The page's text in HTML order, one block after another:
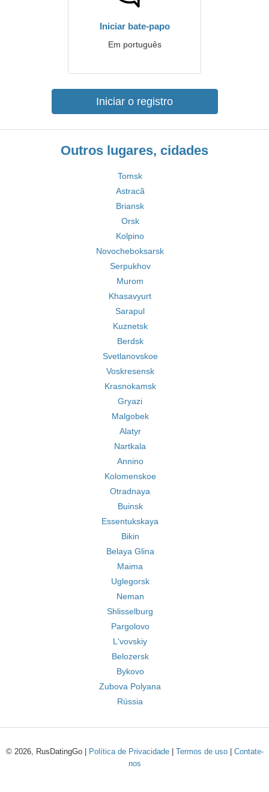
Iniciar bate-papo
Em português
Iniciar o registro
Outros lugares, cidades
Tomsk
Astracã
Briansk
Orsk
Kolpino
Novocheboksarsk
Serpukhov
Murom
Khasavyurt
Sarapul
Kuznetsk
Berdsk
Svetlanovskoe
Voskresensk
Krasnokamsk
Gryazi
Malgobek
Alatyr
Nartkala
Annino
Kolomenskoe
Otradnaya
Buinsk
Essentukskaya
Bikin
Belaya Glina
Maima
Uglegorsk
Neman
Shlisselburg
Pargolovo
L'vovskiy
Belozersk
Bykovo
Zubova Polyana
Rússia
© 2026, RusDatingGo | Política de Privacidade| Termos de uso| Contate-
nos